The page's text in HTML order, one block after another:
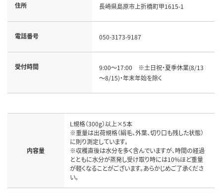
住所 長崎県島原市上折橋町甲1615-1
電話番号 050-3173-9187
受付時間
9:00～17:00　※土日祝・夏季休業(8/13
～8/15)・年末年始を除く
内容量
L規格（300g）以上×5本
※重量は出荷規格（絹毛、外葉、切り口も残した状態）
に則り測定しています。
※収穫直後は水分を多く含んでいますが、時間の経過
とともに水分が蒸発し受け取り時には10%ほど重量
が軽くなることがございます。あらかじめご了承くださ